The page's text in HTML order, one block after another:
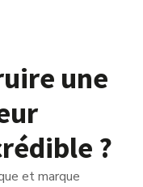
une
?
et marque